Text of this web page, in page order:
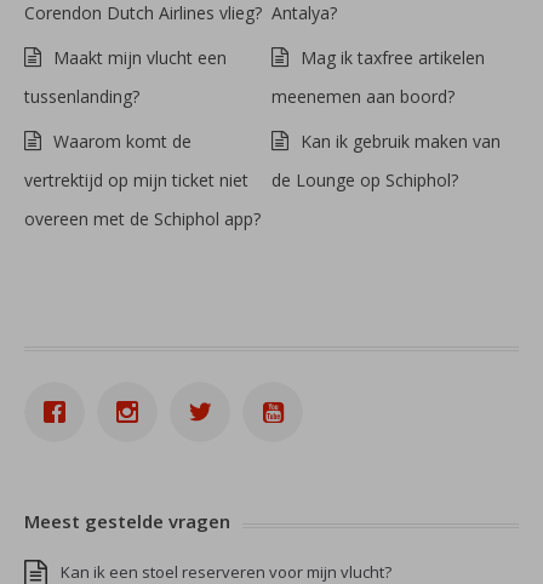
Corendon Dutch Airlines vlieg? Antalya?
Maakt mijn vlucht een
tussenlanding?
Mag ik taxfree artikelen
meenemen aan boord?
Waarom komt de
vertrektijd op mijn ticket niet
overeen met de Schiphol app?
Kan ik gebruik maken van
de Lounge op Schiphol?
Meest gestelde vragen
Kan ik een stoel reserveren voor mijn vlucht?